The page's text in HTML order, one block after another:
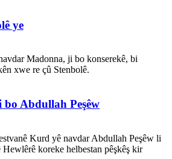
ye
Madonna, ji bo konserekê, bi
xwe re çû Stenbolê.
Abdullah Peşêw
Kurd yê navdar Abdullah Peşêw li
koreke helbestan pêşkêş kir